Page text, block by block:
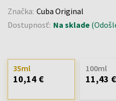
Značka: Cuba Original
Dostupnosť: Na sklade
35ml
10,14 €
100ml
11,43 €